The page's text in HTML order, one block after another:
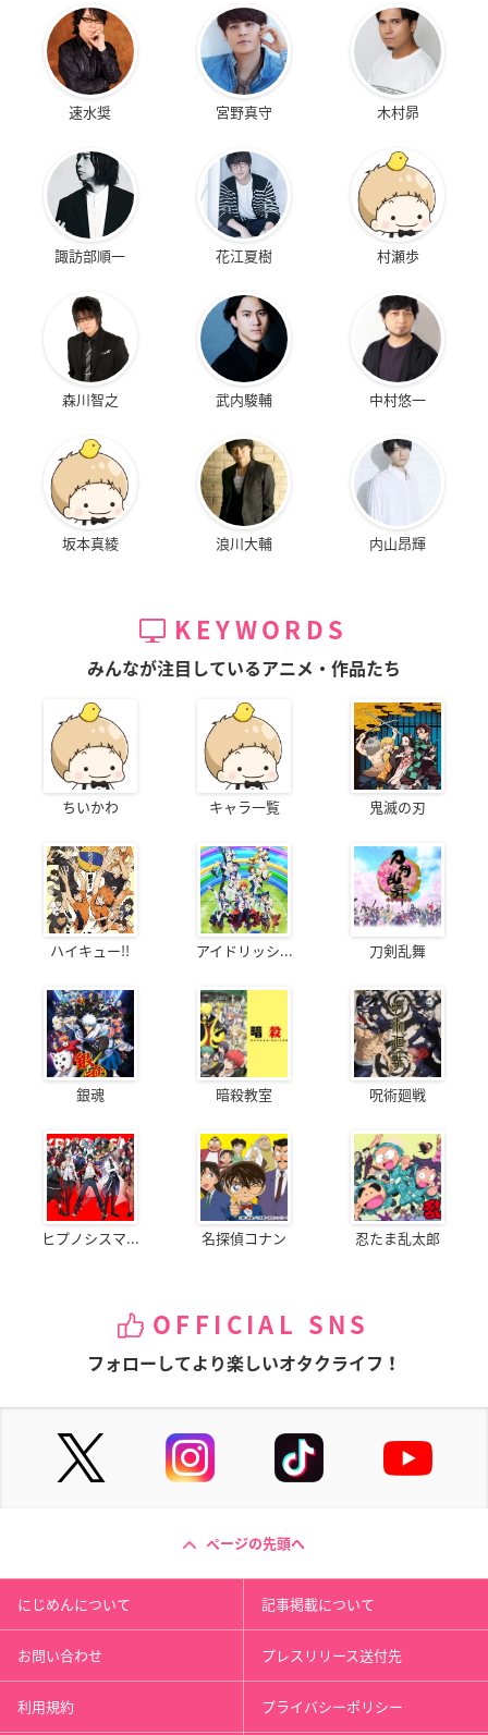
速水奨 宮野真守 木村昴
諏訪部順一 花江夏樹 村瀬歩
森川智之 武内駿輔 中村悠一
坂本真綾 浪川大輔 内山昂輝
KEYWORDS
みんなが注目しているアニメ・作品たち
ちいかわ キャラ一覧 鬼滅の刃
ハイキュー!! アイドリッシ... 刀剣乱舞
銀魂 暗殺教室 呪術廻戦
ヒプノシスマ... 名探偵コナン 忍たま乱太郎
OFFICIAL SNS
フォローしてより楽しいオタクライフ！
ページの先頭へ
にじめんについて 記事掲載について
お問い合わせ プレスリリース送付先
利用規約 プライバシーポリシー